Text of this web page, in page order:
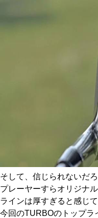
そして、信じられないだ
プレーヤーすらオリジナ
ラインは厚すぎると感じて
今回のTURBOのトップラ